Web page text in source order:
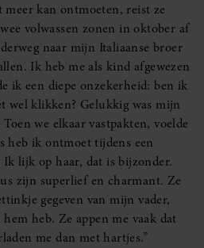
meer kan ontmoeten, reist ze
volwassen zonen in oktober af
naar mijn Italiaanse broer
Ik heb me als kind afgewezen
ik een diepe onzekerheid: ben ik
wel klikken? Gelukkig was mijn
we elkaar vastpakten, voelde
heb ik ontmoet tijdens een
Ik lijk op haar, dat is bijzonder.
zijn superlief en charmant. Ze
gegeven van mijn vader,
heb. Ze appen me vaak dat
me dan met hartjes.”